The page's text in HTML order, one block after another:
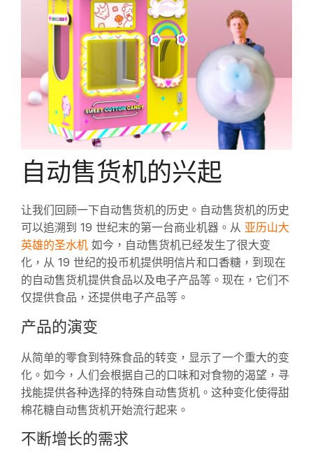
自动售货机的兴起
让我们回顾一下自动售货机的历史。自动售货机的历史
可以追溯到 19 世纪末的第一台商业机器。从 亚历山大
英雄的圣水机 如今，自动售货机已经发生了很大变
化，从 19 世纪的投币机提供明信片和口香糖，到现在
的自动售货机提供食品以及电子产品等。现在，它们不
仅提供食品，还提供电子产品等。
产品的演变
从简单的零食到特殊食品的转变，显示了一个重大的变
化。如今，人们会根据自己的口味和对食物的渴望，寻
找能提供各种选择的特殊自动售货机。这种变化使得甜
棉花糖自动售货机开始流行起来。
不断增长的需求